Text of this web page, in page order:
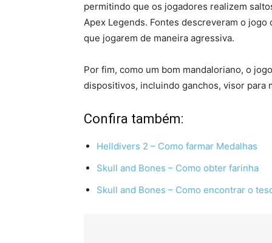
permitindo que os jogadores realizem
Apex Legends. Fontes descreveram o
que jogarem de maneira agressiva.
Por fim, como um bom mandaloriano, o
dispositivos, incluindo ganchos, visor
Confira também:
Helldivers 2 – Como farmar Medalhas
Skull and Bones – Como obter farinha
Skull and Bones – Como encontrar o